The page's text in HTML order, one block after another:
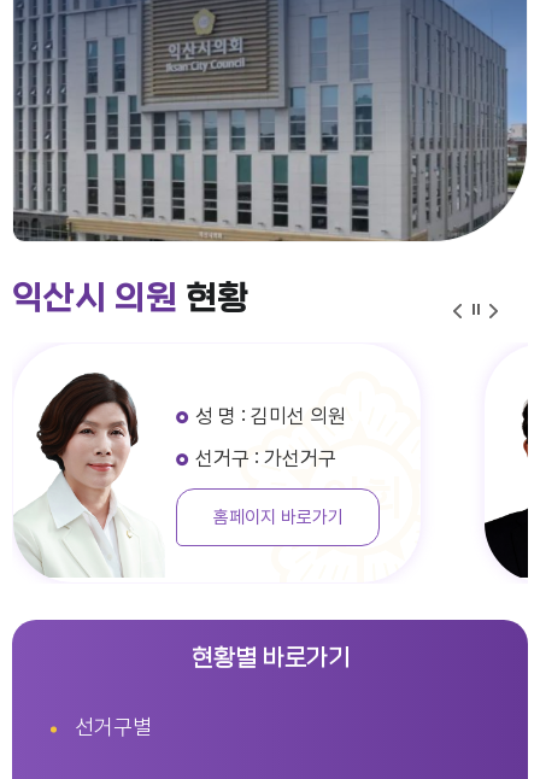
익산시 의원 현황
성 명 : 김미선 의원
선거구 : 가선거구
홈페이지 바로가기
현황별 바로가기
선거구별